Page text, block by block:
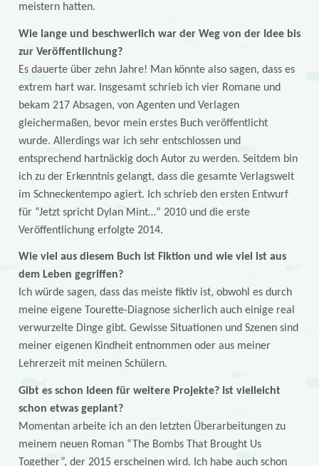
meistern hatten.
Wie lange und beschwerlich war der Weg von der Idee bis
zur Veröffentlichung?
Es dauerte über zehn Jahre! Man könnte also sagen, dass es
extrem hart war. Insgesamt schrieb ich vier Romane und
bekam 217 Absagen, von Agenten und Verlagen
gleichermaßen, bevor mein erstes Buch veröffentlicht
wurde. Allerdings war ich sehr entschlossen und
entsprechend hartnäckig doch Autor zu werden. Seitdem bin
ich zu der Erkenntnis gelangt, dass die gesamte Verlagswelt
im Schneckentempo agiert. Ich schrieb den ersten Entwurf
für “Jetzt spricht Dylan Mint…” 2010 und die erste
Veröffentlichung erfolgte 2014.
Wie viel aus diesem Buch ist Fiktion und wie viel ist aus
dem Leben gegriffen?
Ich würde sagen, dass das meiste fiktiv ist, obwohl es durch
meine eigene Tourette-Diagnose sicherlich auch einige real
verwurzelte Dinge gibt. Gewisse Situationen und Szenen sind
meiner eigenen Kindheit entnommen oder aus meiner
Lehrerzeit mit meinen Schülern.
Gibt es schon Ideen für weitere Projekte? Ist vielleicht
schon etwas geplant?
Momentan arbeite ich an den letzten Überarbeitungen zu
meinem neuen Roman “The Bombs That Brought Us
Together”, der 2015 erscheinen wird. Ich habe auch schon